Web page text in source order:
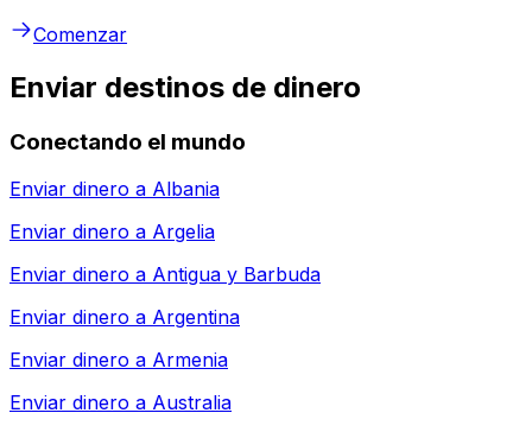
Comenzar
Enviar destinos de dinero
Conectando el mundo
Enviar dinero a Albania
Enviar dinero a Argelia
Enviar dinero a Antigua y Barbuda
Enviar dinero a Argentina
Enviar dinero a Armenia
Enviar dinero a Australia